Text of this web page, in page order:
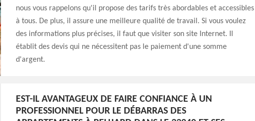
nous vous rappelons qu'il propose des tarifs très abordables et accessibles
à tous. De plus, il assure une meilleure qualité de travail. Si vous voulez
des informations plus précises, il faut que visiter son site Internet. Il
établit des devis qui ne nécessitent pas le paiement d'une somme
d'argent.
EST-IL AVANTAGEUX DE FAIRE CONFIANCE À UN
PROFESSIONNEL POUR LE DÉBARRAS DES